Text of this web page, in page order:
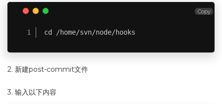
cd /home/svn/node/hooks
Copy
2. 新建post-commit文件
3. 输入以下内容